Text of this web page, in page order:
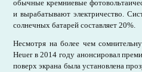
обычные кремниевые
и вырабатывают электричество.
солнечных батарей составляет 20%.
Несмотря на более чем
Heuer в 2014 году анонсировал
поверх экрана была установлена